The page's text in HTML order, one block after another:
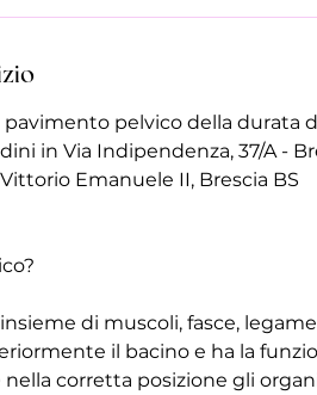
pelvico della durata
in Via Indipendenza, 37/A -
Emanuele II, Brescia BS
di muscoli, fasce,
il bacino e ha la
corretta posizione gli